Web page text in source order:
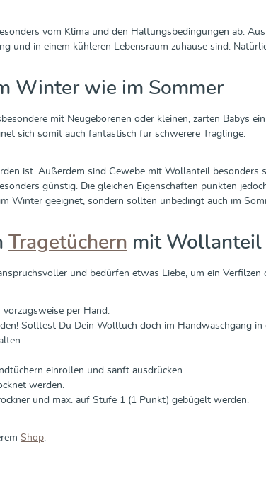
vom Klima und den Haltungsbedingungen ab.
und in einem kühleren Lebensraum zuhause sind.
Winter wie im Sommer
mit Neugeborenen oder kleinen, zarten Babys
sich somit auch fantastisch für schwerere Traglinge.
ist. Außerdem sind Gewebe mit Wollanteil besonders
günstig. Die gleichen Eigenschaften punkten
Winter geeignet, sondern sollten unbedingt auch im
Tragetüchern mit Wollanteil
und bedürfen etwas Liebe, um ein Verfilzen
vorzugsweise per Hand.
Solltest Du Dein Wolltuch doch im Handwaschgang
einrollen und sanft ausdrücken.
werden.
und max. auf Stufe 1 (1 Punkt) gebügelt werden.
Shop.